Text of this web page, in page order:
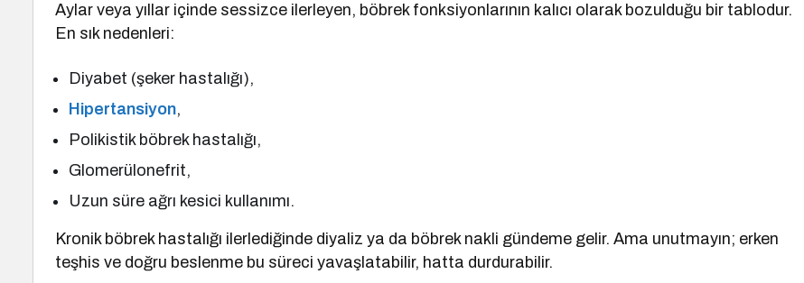
Aylar veya yıllar içinde sessizce ilerleyen, böbrek fonksiyonlarının kalıcı olarak bozulduğu bir tablodur.
En sık nedenleri:
Diyabet (şeker hastalığı),
Hipertansiyon,
Polikistik böbrek hastalığı,
Glomerülonefrit,
Uzun süre ağrı kesici kullanımı.
Kronik böbrek hastalığı ilerlediğinde diyaliz ya da böbrek nakli gündeme gelir. Ama unutmayın; erken
teşhis ve doğru beslenme bu süreci yavaşlatabilir, hatta durdurabilir.